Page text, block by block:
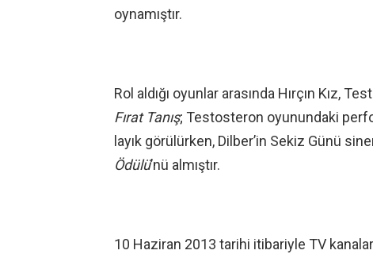
oynamıştır.
Rol aldığı oyunlar arasında Hırçın Kız,
Fırat Tanış; Testosteron oyunundaki
layık görülürken, Dilber’in Sekiz Günü
Ödülü’nü almıştır.
10 Haziran 2013 tarihi itibariyle TV